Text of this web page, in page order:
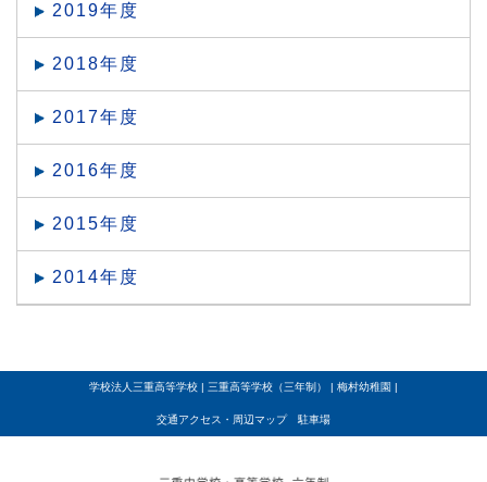
2019年度
2018年度
2017年度
2016年度
2015年度
2014年度
学校法人三重高等学校 | 三重高等学校（三年制） | 梅村幼稚園 |
交通アクセス・周辺マップ 駐車場